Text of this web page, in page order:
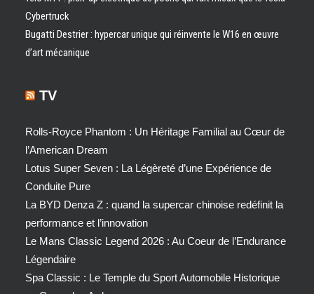
Cybertruck
Bugatti Destrier : hypercar unique qui réinvente le W16 en œuvre
d’art mécanique
TV
Rolls-Royce Phantom : Un Héritage Familial au Cœur de
l’American Dream
Lotus Super Seven : La Légèreté d’une Expérience de
Conduite Pure
La BYD Denza Z : quand la supercar chinoise redéfinit la
performance et l’innovation
Le Mans Classic Legend 2026 : Au Coeur de l’Endurance
Légendaire
Spa Classic : Le Temple du Sport Automobile Historique